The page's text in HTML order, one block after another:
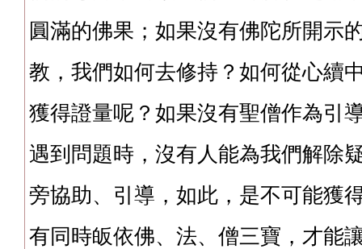
圓滿的佛果；如果沒有佛陀所開示
教，我們如何去修持？如何從心續
獲得證量呢？如果沒有聖僧作為引
遇到問題時，沒有人能為我們解除
旁協助、引導，如此，是不可能獲
有同時皈依佛、法、僧三寶，才能